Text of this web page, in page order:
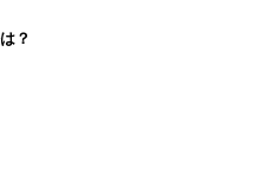
？